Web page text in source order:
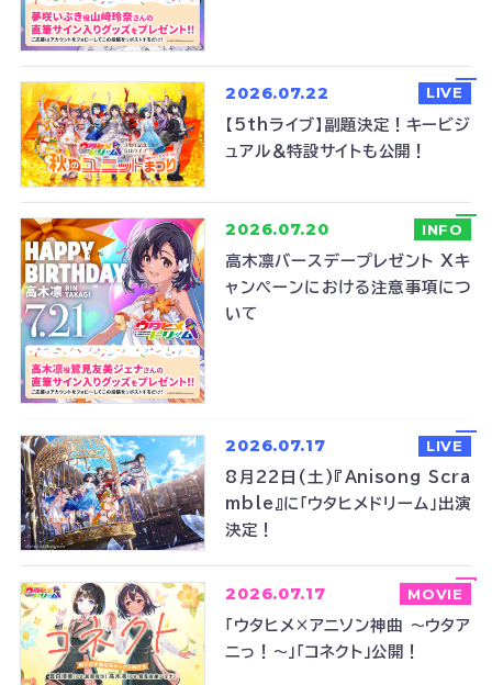
2026.07.22 LIVE
【5thライブ】副題決定！キービジ
ュアル＆特設サイトも公開！
2026.07.20 INFO
高木凛バースデープレゼント Xキ
ャンペーンにおける注意事項につ
いて
2026.07.17 LIVE
8月22日(土)『Anisong Scra
mble』に「ウタヒメドリーム」出演
決定！
2026.07.17 MOVIE
「ウタヒメ×アニソン神曲 ～ウタア
ニっ！～」「コネクト」公開！